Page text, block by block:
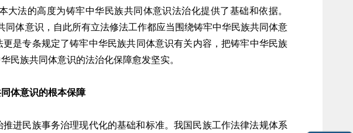
法的高度为铸牢中华民族共同体意识法治化提供了基础和依据。
同体意识，自此所有立法修法工作都应当围绕铸牢中华民族共同体意
是专条规定了铸牢中华民族共同体意识有关内容，把铸牢中华民族
民族共同体意识的法治化保障愈发坚实。
体意识的根本保障
进民族事务治理现代化的基础和标准。我国民族工作法律法规体系